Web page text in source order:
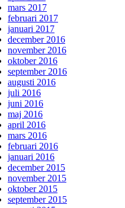
mars 2017
februari 2017
januari 2017
december 2016
november 2016
oktober 2016
september 2016
augusti 2016
juli 2016
juni 2016
maj 2016
april 2016
mars 2016
februari 2016
januari 2016
december 2015
november 2015
oktober 2015
september 2015